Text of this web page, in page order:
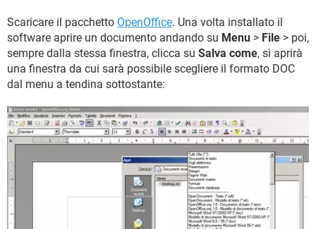
Scaricare il pacchetto OpenOffice. Una volta installato il
software aprire un documento andando su Menu > File > poi,
sempre dalla stessa finestra, clicca su Salva come, si aprirà
una finestra da cui sarà possibile scegliere il formato DOC
dal menu a tendina sottostante: